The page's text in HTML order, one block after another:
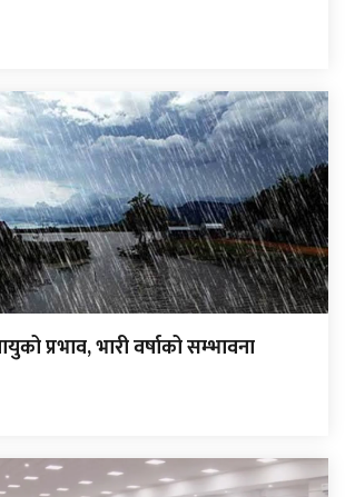
प्रभाव, भारी वर्षाको सम्भावना